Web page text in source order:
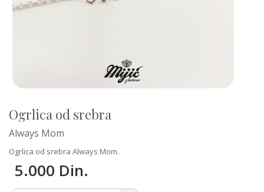
Ogrlica od srebra
Always Mom
Ogrlica od srebra Always Mom.
5.000 Din.